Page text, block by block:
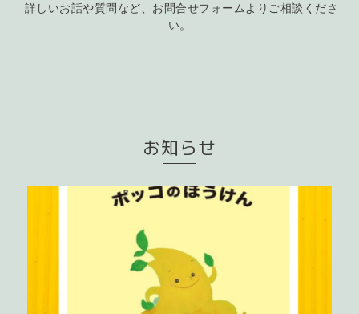
詳しいお話や質問など、お問合せフォームよりご相談くださ
い。
お知らせ